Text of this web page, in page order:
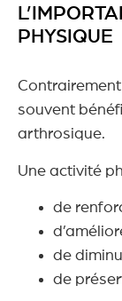
PHYSIQUE
souvent
arthrosique.
Une activité
de
de
de